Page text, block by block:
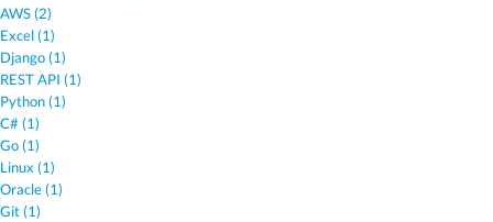
AWS (2)
Excel (1)
Django (1)
REST API (1)
Python (1)
C# (1)
Go (1)
Linux (1)
Oracle (1)
Git (1)